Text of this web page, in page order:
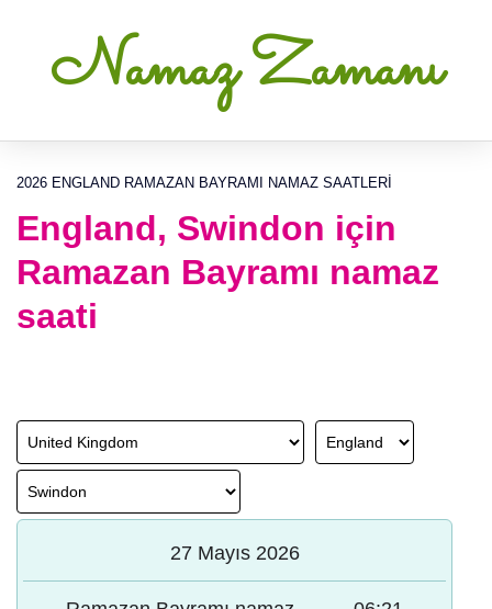
Namaz Zamanı
2026 ENGLAND RAMAZAN BAYRAMI NAMAZ SAATLERI
England, Swindon için
Ramazan Bayramı namaz
saati
27 Mayıs 2026